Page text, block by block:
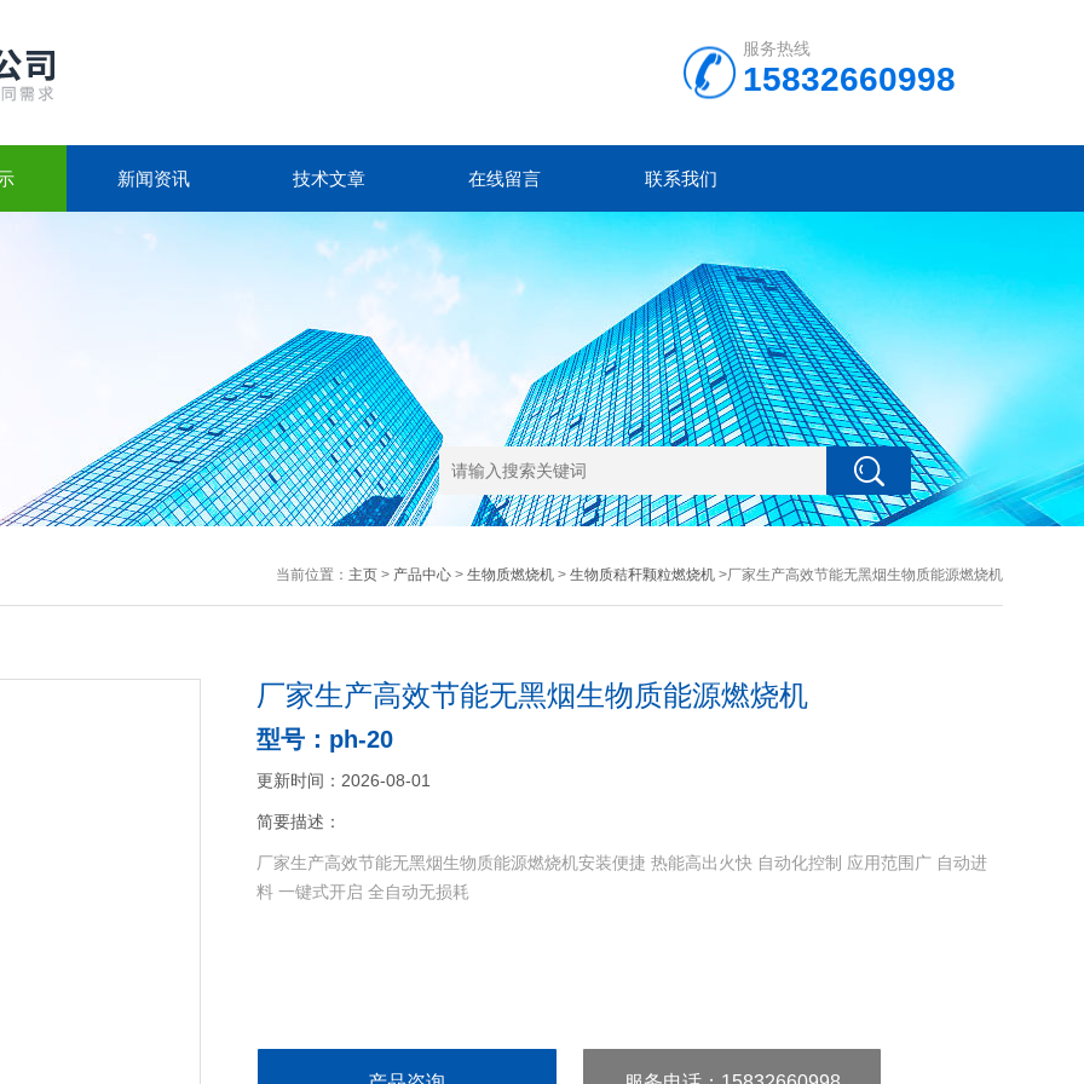
服务热线
15832660998
新闻资讯 技术文章 在线留言 联系我们
当前位置： 主页> 产品中心> 生物质燃烧机> 生物质秸秆颗粒燃烧机>厂家生产高效节能无黑烟生物质能源燃烧机
厂家生产高效节能无黑烟生物质能源燃烧机
型号：ph-20
更新时间：2026-08-01
简要描述：
厂家生产高效节能无黑烟生物质能源燃烧机安装便捷 热能高出火快 自动化控制 应用范围广 自动进
料 一键式开启 全自动无损耗